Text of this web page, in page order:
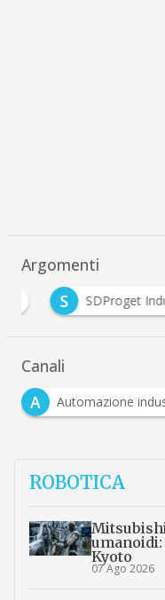
Argomenti
SDProget
Canali
A
Automazione
ROBOTICA
Kyoto
07 Ago 2026